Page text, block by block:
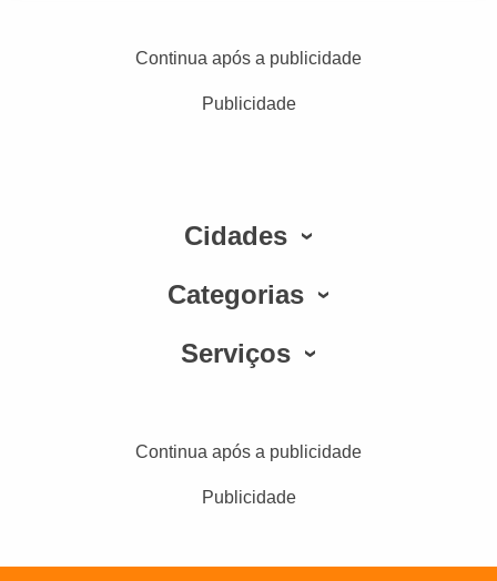
Continua após a publicidade
Publicidade
Cidades
Categorias
Serviços
Continua após a publicidade
Publicidade